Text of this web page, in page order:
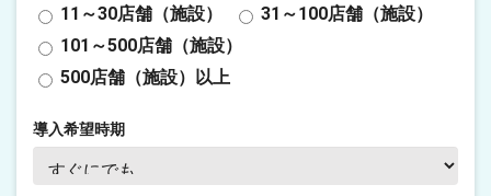
11～30店舗（施設）
31～100店舗（施設）
101～500店舗（施設）
500店舗（施設）以上
導入希望時期